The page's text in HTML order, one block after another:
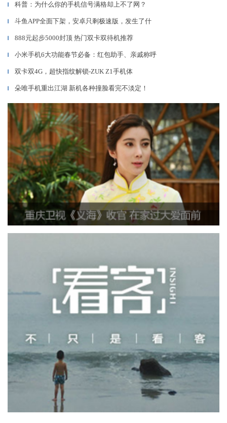
▎ 科普：为什么你的手机信号满格却上不了网？
▎ 斗鱼APP全面下架，安卓只剩极速版，发生了什
▎ 888元起步5000封顶 热门双卡双待机推荐
▎ 小米手机6大功能春节必备：红包助手、亲戚称呼
▎ 双卡双4G，超快指纹解锁-ZUK Z1手机体
▎ 朵唯手机重出江湖 新机各种撞脸看完不淡定！